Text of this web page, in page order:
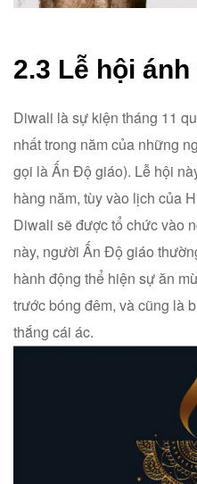
2.3 Lễ hội
Diwali là sự kiện tháng 11
nhất trong năm của những
gọi là Ấn Độ giáo). Lễ hội
hàng năm, tùy vào lịch của
Diwali sẽ được tổ chức vào
này, người Ấn Độ giáo
hành động thể hiện sự ăn
trước bóng đêm, và cũng là
thắng cái ác.